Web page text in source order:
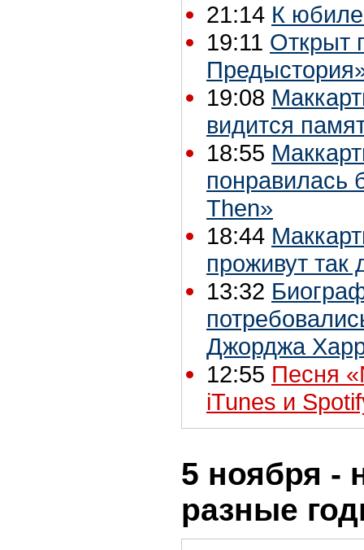
21:14 К
19:11 Открыт
19:08
видится
18:55
понравилась
Then»
18:44
проживут так
13:32
Джорджа
12:55 Песня
iTunes и
5 ноября -
разные